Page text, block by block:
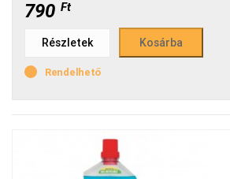
790 Ft
Részletek
Rendelhető